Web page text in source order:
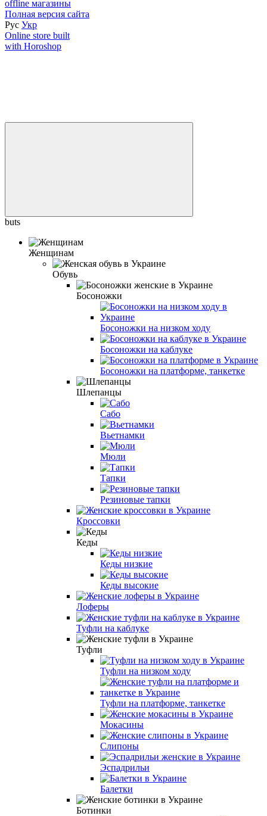
offline магазины
Полная версия сайта
Рус Укр
Online store built
with Horoshop
buts
Женщинам
Обувь
Босоножки
Босоножки на низком ходу
Босоножки на каблуке
Босоножки на платформе, танкетке
Шлепанцы
Сабо
Вьетнамки
Мюли
Тапки
Резиновые тапки
Кроссовки
Кеды
Кеды низкие
Кеды высокие
Лоферы
Туфли на каблуке
Туфли
Туфли на низком ходу
Туфли на платформе, танкетке
Мокасины
Слипоны
Эспадрильи
Балетки
Ботинки